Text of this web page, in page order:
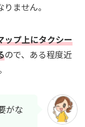
ません。
ップ上にタクシー
ので、ある程度近
がな